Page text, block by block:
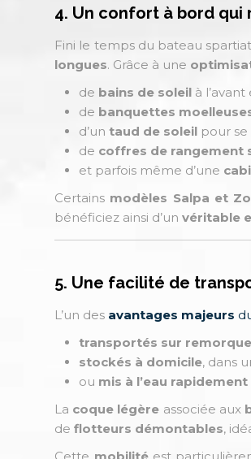
4. Un confort à bord qui
Fini le temps du bateau
longues. Grâce à une
de bains de soleil à l’avant
de banquettes
d’untaud de soleil pour
de coffres de rangement
et parfois même d’une
Certains modèles Salpa et
bénéficiez ainsi d’unvéritable
5. Une facilité de
L’un des avantages majeurs
transportés sur remorque
stockés à domicile, dans
ou mis à l’eau rapidement
La coque légère associée aux
deflotteurs démontables,